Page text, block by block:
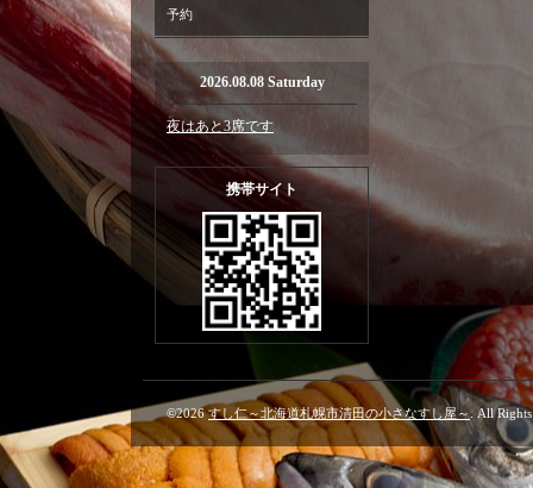
予約
2026.08.08 Saturday
夜はあと3席です
携帯サイト
©2026すし仁～北海道札幌市清田の小さなすし屋～. All Rights